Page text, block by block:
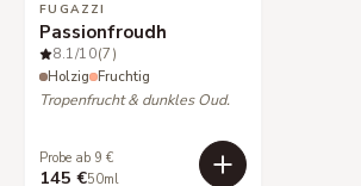
FUGAZZI
Passionfroudh
8.1/10(7)
Holzig Fruchtig
Tropenfrucht & dunkles Oud.
Probe ab 9 €
145 €50ml